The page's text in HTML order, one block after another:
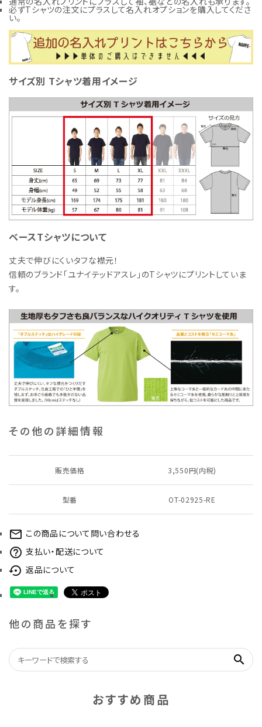
必ずTシャツの注文にプラスして名入れオプションを購入してくださ
い。
サイズ別 Tシャツ着用イメージ
ベースTシャツについて
丈夫で伸びにくいタフな襟元！
信頼のブランド「ユナイテッドアスレ」のTシャツにプリントしていま
す。
その他の詳細情報
販売価格 3,550円(内税)
型番 OT-02925-RE
mail_outline この商品について問い合わせる
help_outline 支払い・配送について
settings_backup_restore 返品について
他の商品を探す
search
おすすめ商品